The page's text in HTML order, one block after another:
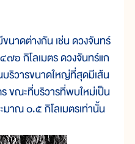
าดต่างกัน เช่น ดวงจันทร์
๖ กิโลเมตร ดวงจันทร์แก
ริวารขนาดใหญ่ที่สุดมีเส้น
ขณะที่บริวารที่พบใหม่เป็น
มาณ ๐.๕ กิโลเมตรเท่านั้น